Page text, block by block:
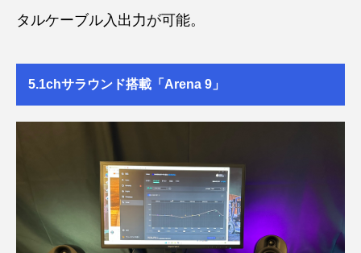
タルケーブル入出力が可能。
5.1chサラウンド搭載「Arena 9」